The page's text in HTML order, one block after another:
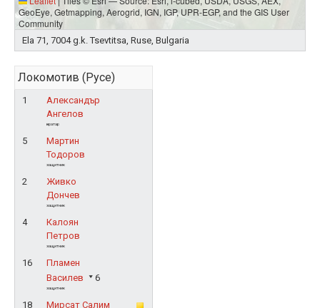
GeoEye, Getmapping, Aerogrid, IGN, IGP, UPR-EGP, and the GIS User
Community
Ela 71, 7004 g.k. Tsevtitsa, Ruse, Bulgaria
Локомотив (Русе)
1
Александър
Ангелов
вратар
5
Мартин
Тодоров
защитник
2
Живко
Дончев
защитник
4
Калоян
Петров
защитник
16
Пламен
Василев
6
защитник
18 Мирсат Салим